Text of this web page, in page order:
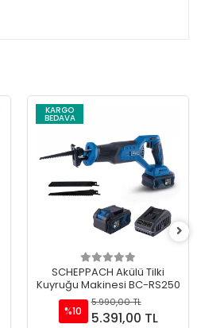
KARGO
BEDAVA
SCHEPPACH Akülü Tilki
Kuyruğu Makinesi BC-RS250
%10
5.990,00 TL
5.391,00 TL